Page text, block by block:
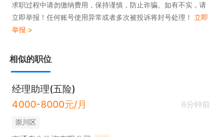
求职过程中请勿缴纳费用，保持谨慎，防止诈骗。如有不实，请
立即举报！任何账号使用异常或者多次被投诉将封号处理！ 立即
举报 >
相似的职位
经理助理(五险)
4000-8000元/月
6分钟前
崇川区